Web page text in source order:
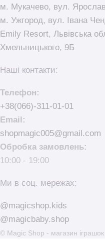
м. Мукачево, вул.
м. Ужгород, вул. Івана
Emily Resort, Львівська
Хмельницького, 9Б
Наші контакти:
Телефон:
+38(066)-311-01-01
Email:
shopmagic005@gmail.com
Обробка замовлень:
10:00 - 19:00
Ми в соц. мережах:
@magicshop.kids
@magicbaby.shop
© Magic Shop - магазин